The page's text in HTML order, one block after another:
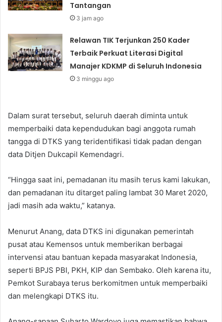
Tantangan
3 jam ago
Relawan TIK Terjunkan 250 Kader
Terbaik Perkuat Literasi Digital
Manajer KDKMP di Seluruh Indonesia
3 minggu ago
Dalam surat tersebut, seluruh daerah diminta untuk
memperbaiki data kependudukan bagi anggota rumah
tangga di DTKS yang teridentifikasi tidak padan dengan
data Ditjen Dukcapil Kemendagri.
“Hingga saat ini, pemadanan itu masih terus kami lakukan,
dan pemadanan itu ditarget paling lambat 30 Maret 2020,
jadi masih ada waktu,” katanya.
Menurut Anang, data DTKS ini digunakan pemerintah
pusat atau Kemensos untuk memberikan berbagai
intervensi atau bantuan kepada masyarakat Indonesia,
seperti BPJS PBI, PKH, KIP dan Sembako. Oleh karena itu,
Pemkot Surabaya terus berkomitmen untuk memperbaiki
dan melengkapi DTKS itu.